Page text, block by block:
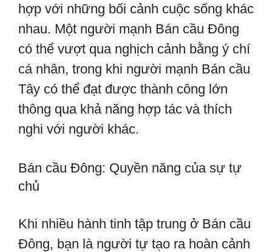
hợp với những bối cảnh cuộc sống khác
nhau. Một người mạnh Bán cầu Đông
có thể vượt qua nghịch cảnh bằng ý chí
cá nhân, trong khi người mạnh Bán cầu
Tây có thể đạt được thành công lớn
thông qua khả năng hợp tác và thích
nghi với người khác.
Bán cầu Đông: Quyền năng của sự tự
chủ
Khi nhiều hành tinh tập trung ở Bán cầu
Đông, bạn là người tự tạo ra hoàn cảnh